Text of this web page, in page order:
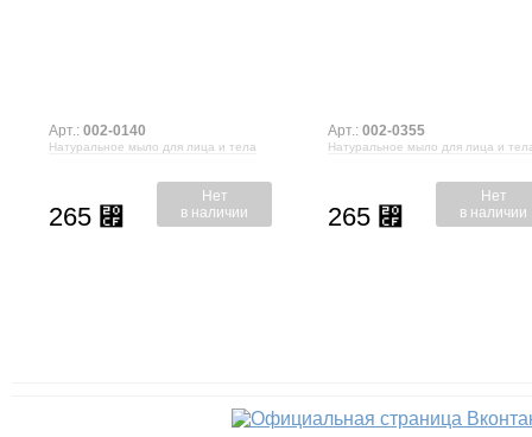
Натуральное мыло для лица и тела
Арт.: 002-0140
265 ⃏
Нет
в наличии
Натуральное мыло для лица и
Арт.: 002-0355
265 ⃏
Нет
в наличии